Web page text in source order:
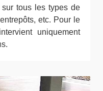
tous les types de
etc. Pour le
uniquement